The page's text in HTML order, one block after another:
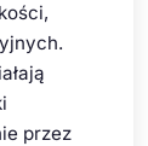
przez